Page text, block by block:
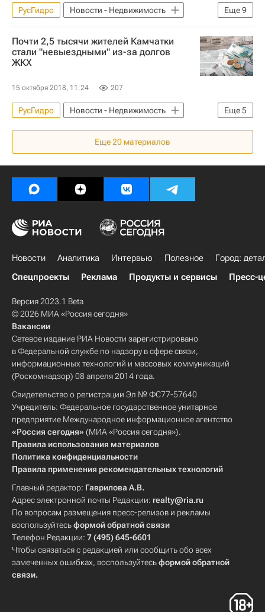
Еще9
РусГидро
Новости - Недвижимость
Дальневосточный ФО
Юрий Трутнев
Энергетика
Тарифы
ЖКХ
Россия
Почти 2,5 тысячи жителей Камчатки
стали "невыездными" из-за долгов
ЖКХ
15 октября 2018, 11:24 207
Еще5
РусГидро
Новости - Недвижимость
Камчатский край
Камчатскэнерго
Россия
Еще20 материалов
Новости Аналитика Интервью Полезное
Город:
Спецпроекты
Реклама Продукты и сервисы Пресс-
Версия 2023.1 Beta
© 2026 МИА «Россия сегодня»
Вакансии
Сетевое издание РИА Новости зарегистрировано
в Федеральной службе по надзору в сфере связи,
информационных технологий и массовых коммуникаций
(Роскомнадзор) 08 апреля 2014 года.
Свидетельство о регистрации Эл № ФС77-57640
Учредитель: Федеральное государственное унитарное
предприятие Международное информационное агентство
«Россия сегодня» (МИА «Россия сегодня»).
Правила использования материалов
Политика конфиденциальности
Правила применения рекомендательных технологий
Главный редактор: Гаврилова А.В.
Адрес электронной почты Редакции: realty@ria.ru
По вопросам размещения пресс-релизов и рекламы
воспользуйтесьформой обратной связи
Телефон Редакции: 7 (495) 645-6601
Чтобы связаться с редакцией или сообщить обо всех
замеченных ошибках, воспользуйтесьформой обратной
связи.